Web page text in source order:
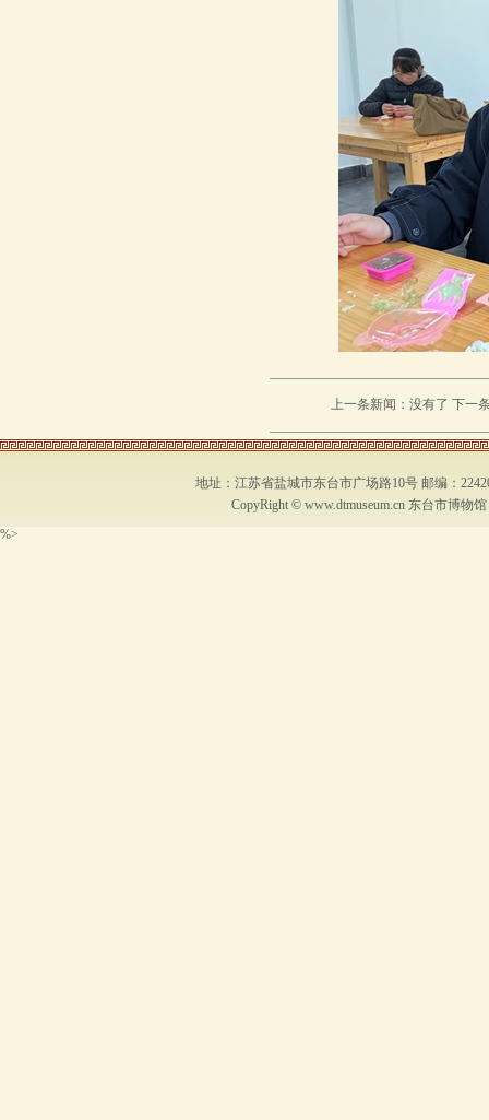
上一条新闻：没有了 下一
地址：江苏省盐城市东台市广场路10号 邮编：
CopyRight © www.dtmuseum.cn 东台市博物馆
%>